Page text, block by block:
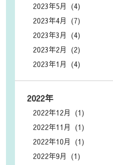
2023年5月 (4)
2023年4月 (7)
2023年3月 (4)
2023年2月 (2)
2023年1月 (4)
2022年
2022年12月 (1)
2022年11月 (1)
2022年10月 (1)
2022年9月 (1)